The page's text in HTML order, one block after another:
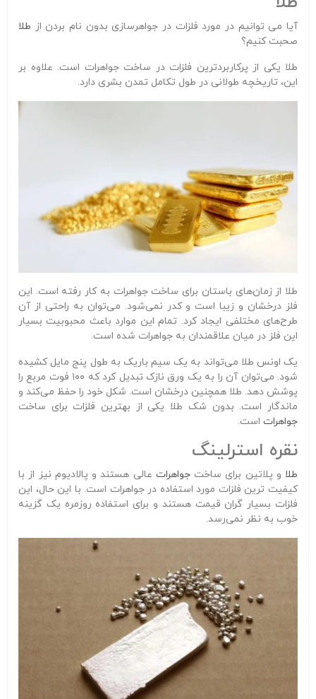
آیا می توانیم در مورد فلزات در جواهرسازی بدون نام بردن از طلا
صحبت کنیم؟
طلا یکی از پرکاربردترین فلزات در ساخت جواهرات است. علاوه بر
این، تاریخچه طولانی در طول تکامل تمدن بشری دارد.
طلا از زمان‌های باستان برای ساخت جواهرات به کار رفته است. این
فلز درخشان و زیبا است و کدر نمی‌شود. می‌توان به راحتی از آن
طرح‌های مختلفی ایجاد کرد. تمام این موارد باعث محبوبیت بسیار
این فلز در میان علاقمندان به جواهرات شده است.
یک اونس طلا می‌تواند به یک سیم باریک به طول پنج مایل کشیده
شود. می‌توان آن را به یک ورق نازک تبدیل کرد که ۱۰۰ فوت مربع را
پوشش دهد. طلا همچنین درخشان است. شکل خود را حفظ می‌کند و
ماندگار است. بدون شک طلا یکی از بهترین فلزات برای ساخت
جواهرات است.
نقره استرلینگ
طلا و پلاتین برای ساختجواهرات عالی هستند و پالادیوم نیز از با
کیفیت ترین فلزات مورد استفاده در جواهرات است. با این حال، این
فلزات بسیار گران قیمت هستند و برای استفاده روزمره یک گزینه
خوب به نظر نمی‌رسد.